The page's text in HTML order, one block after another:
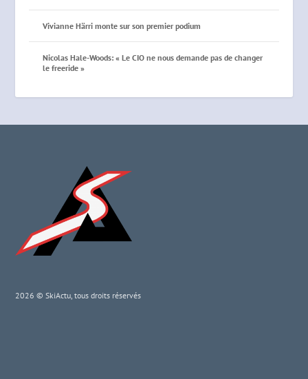
Vivianne Härri monte sur son premier podium
Nicolas Hale-Woods: « Le CIO ne nous demande pas de changer
le freeride »
2026 © SkiActu, tous droits réservés